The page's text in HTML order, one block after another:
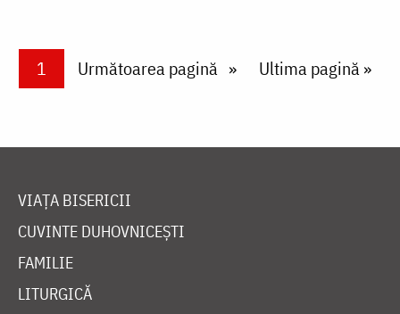
PaginareCurrent page
1 Next page
Următoarea pagină Last page
Ultima pagină »
VIAȚA BISERICII
CUVINTE DUHOVNICEȘTI
FAMILIE
LITURGICĂ